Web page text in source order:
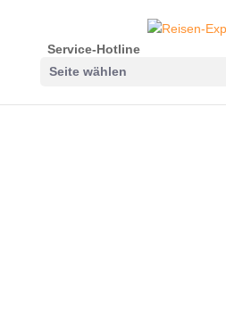
Service-Hotline
Seite wählen